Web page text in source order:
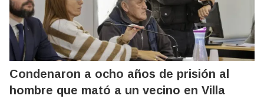
Condenaron a ocho años de prisión al
hombre que mató a un vecino en Villa